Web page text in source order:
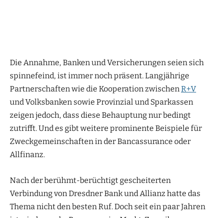
Die Annahme, Banken und Versicherungen seien sich
spinnefeind, ist immer noch präsent. Langjährige
Partnerschaften wie die Kooperation zwischenR+V
und Volksbanken sowie Provinzial und Sparkassen
zeigen jedoch, dass diese Behauptung nur bedingt
zutrifft. Und es gibt weitere prominente Beispiele für
Zweckgemeinschaften in der Bancassurance oder
Allfinanz.
Nach der berühmt-berüchtigt gescheiterten
Verbindung von Dresdner Bank und Allianz hatte das
Thema nicht den besten Ruf. Doch seit ein paar Jahren